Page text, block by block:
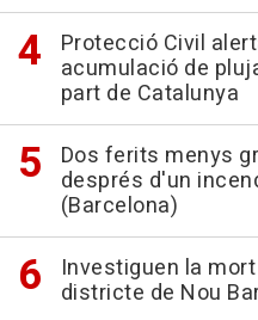
Protecció Civil
acumulació de
part de Catalunya
Dos ferits menys
després d'un
(Barcelona)
Investiguen la
districte de Nou